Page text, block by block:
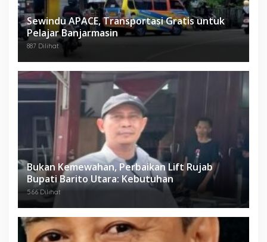
Sewindu APACE, Transportasi Gratis untuk
Pelajar Banjarmasin
887 Dilihat
Bukan Kemewahan, Perbaikan Lift Rujab
Bupati Barito Utara: Kebutuhan
566 Dilihat